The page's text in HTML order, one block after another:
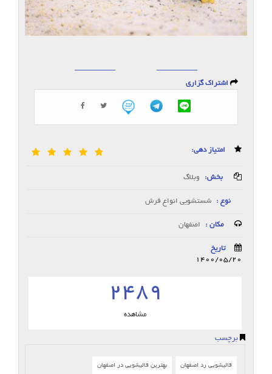
اشتراک گزاری
امتیاز دهی:
بخش: وبلاگ
نوع : شستشویی انواع فرش
مکان : اصفهان
تاریخ
1400/05/20
2489
مشاهده
برچسب
قالیشویی رد اصفهان بهترین قالیشویی در اصفهان